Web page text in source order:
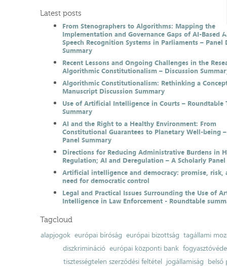
Latest posts
From Stenographers to Algorithms: Mapping the
Implementation and Governance Gaps of AI-Based
Speech Recognition Systems in Parliaments – Panel
Summary
Recent Lessons and Ongoing Challenges in the
Algorithmic Constitutionalism – Discussion
Algorithmic Constitutionalism: Rethinking a
Manuscript Discussion Summary
Use of Artificial Intelligence in Courts – Roundtable
Summary
AI and the Right to a Healthy Environment: From
Constitutional Guarantees to Planetary Well-being
Panel Summary
Directions for Reducing Administrative Burdens in
Regulation; AI and Deregulation – A Scholarly
Artificial intelligence and democracy: promise, risk,
need for democratic control
Legal and Practical Issues Surrounding the Use of
Intelligence in Law Enforcement - Roundtable
Tagcloud
alapjogok európai bíróság európai bizottság tagállami
diszkrimináció európai központi bank
tisztességtelen szerződési feltétel jogállamiság belső